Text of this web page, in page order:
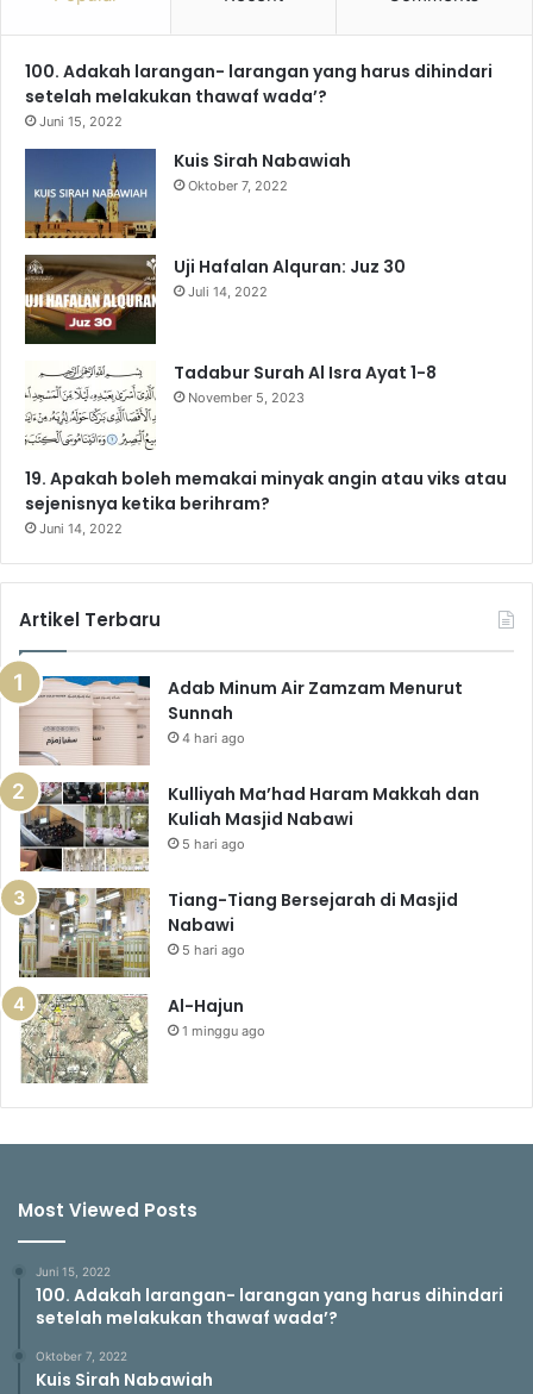
b
o
o
k
u
e
a
r
m
g
a
o
s
100. Adakah larangan- larangan yang harus dihindari
setelah melakukan thawaf wada’?
Juni 15, 2022
Kuis Sirah Nabawiah
Oktober 7, 2022
Uji Hafalan Alquran: Juz 30
Juli 14, 2022
Tadabur Surah Al Isra Ayat 1-8
November 5, 2023
19. Apakah boleh memakai minyak angin atau viks atau
sejenisnya ketika berihram?
Juni 14, 2022
Artikel Terbaru
Adab Minum Air Zamzam Menurut
Sunnah
4 hari ago
Kulliyah Ma’had Haram Makkah dan
Kuliah Masjid Nabawi
5 hari ago
Tiang-Tiang Bersejarah di Masjid
Nabawi
5 hari ago
Al-Hajun
1 minggu ago
Most Viewed Posts
Juni 15, 2022
100. Adakah larangan- larangan yang harus dihindari
setelah melakukan thawaf wada’?
Oktober 7, 2022
Kuis Sirah Nabawiah